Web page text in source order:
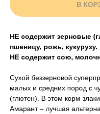
В
НЕ содержит зерновые
пшеницу, рожь, кукурузу.
НЕ содержит сою,
Сухой беззерновой
малых и средних пород с
(глютен). В этом корм
Амарант – лучшая